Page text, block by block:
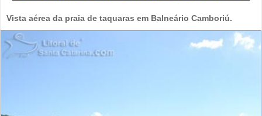
Vista aérea da praia de taquaras em Balneário Camboriú.